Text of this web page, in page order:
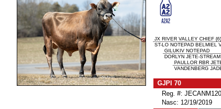
JX RIVER VALLEY CHIEF {6}
ST-LO NOTEPAD BELMIEL
GILUKIV NOTEPAD
DORLYN JETE-
PAULLOR RBR
VANDENBERG
GJPI 70
Reg. #:
Nasc: 12/19/2019